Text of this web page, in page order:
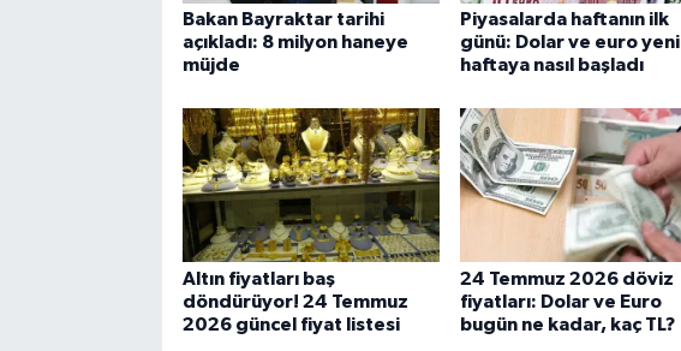
Bakan Bayraktar tarihi
açıkladı: 8 milyon haneye
müjde
Piyasalarda haftanın ilk
günü: Dolar ve euro yeni
haftaya nasıl başladı
Altın fiyatları baş
döndürüyor! 24 Temmuz
2026 güncel fiyat listesi
24 Temmuz 2026 döviz
fiyatları: Dolar ve Euro
bugün ne kadar, kaç TL?